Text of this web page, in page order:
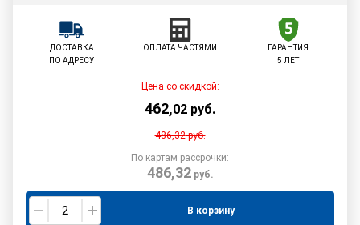
ДОСТАВКА
ПО АДРЕСУ
ОПЛАТА ЧАСТЯМИ
ГАРАНТИЯ
5 ЛЕТ
Цена со скидкой:
462,02 руб.
486,32руб.
По картам рассрочки:
486,32руб.
В корзину